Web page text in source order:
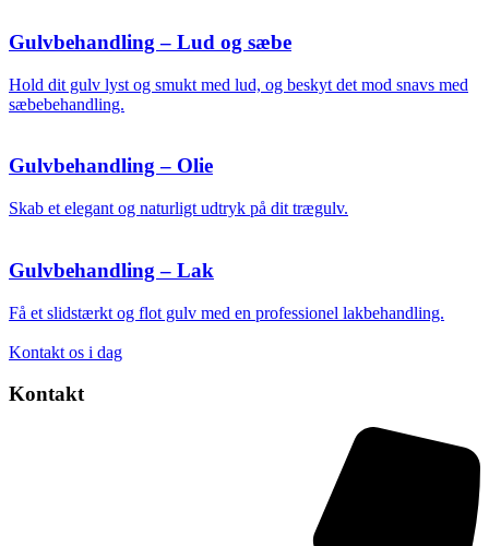
Gulvbehandling – Lud og sæbe
Hold dit gulv lyst og smukt med lud, og beskyt det mod snavs med
sæbebehandling.
Gulvbehandling – Olie
Skab et elegant og naturligt udtryk på dit trægulv.
Gulvbehandling – Lak
Få et slidstærkt og flot gulv med en professionel lakbehandling.
Kontakt os i dag
Kontakt